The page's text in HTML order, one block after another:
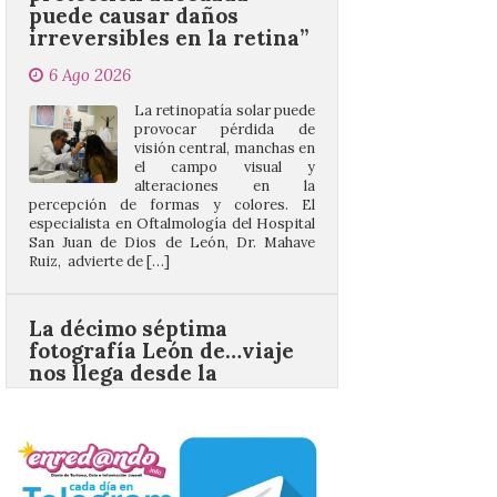
La retinopatía solar puede
provocar pérdida de
alteraciones en la
percepción de formas y colores. El
especialista en Oftalmología del Hospital
San Juan de Dios de León, Dr. Mahave
Ruiz, advierte de […]
La décimo séptima
fotografía León de…viaje
carretera CL 626 con
motivo de la marcha en
defensa de FEVE
Nueva edición de León
de…viaje. Una iniciativa
organizado por la sección
juvenil de la Asociación